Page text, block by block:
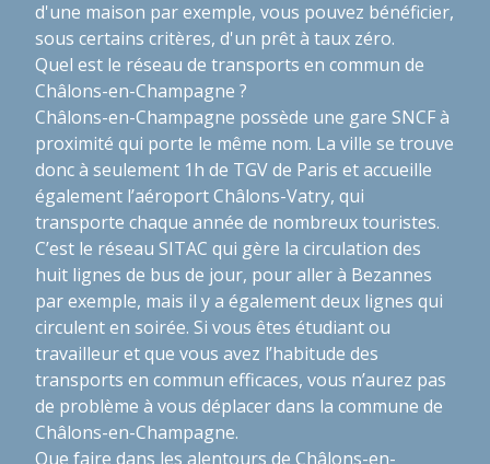
d'une maison par exemple, vous pouvez bénéficier,
sous certains critères, d'un prêt à taux zéro.
Quel est le réseau de transports en commun de
Châlons-en-Champagne ?
Châlons-en-Champagne possède une gare SNCF à
proximité qui porte le même nom. La ville se trouve
donc à seulement 1h de TGV de Paris et accueille
également l’aéroport Châlons-Vatry, qui
transporte chaque année de nombreux touristes.
C’est le réseau SITAC qui gère la circulation des
huit lignes de bus de jour, pour aller à Bezannes
par exemple, mais il y a également deux lignes qui
circulent en soirée. Si vous êtes étudiant ou
travailleur et que vous avez l’habitude des
transports en commun efficaces, vous n’aurez pas
de problème à vous déplacer dans la commune de
Châlons-en-Champagne.
Que faire dans les alentours de Châlons-en-